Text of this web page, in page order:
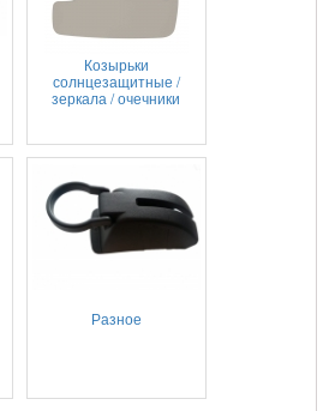
Козырьки
солнцезащитные /
зеркала / очечники
Разное